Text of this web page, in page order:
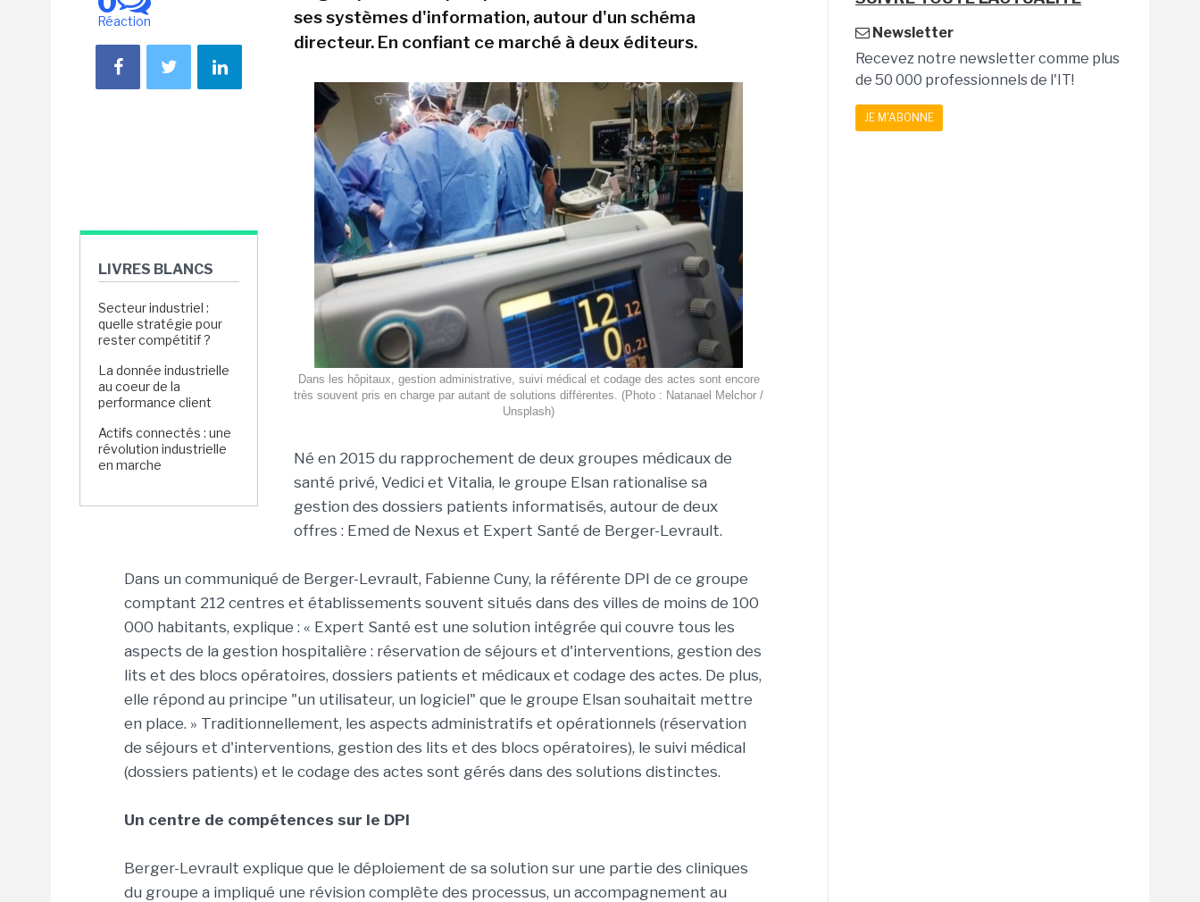
Réaction
LIVRES BLANCS
Secteur industriel :
quelle stratégie pour
rester compétitif ?
La donnée industrielle
au coeur de la
performance client
Actifs connectés : une
révolution industrielle
en marche
ses systèmes d'information, autour d'un schéma
directeur. En confiant ce marché à deux éditeurs.
Dans les hôpitaux, gestion administrative, suivi médical et codage des actes sont encore
très souvent pris en charge par autant de solutions différentes. (Photo : Natanael Melchor /
Unsplash)
Né en 2015 du rapprochement de deux groupes médicaux de
santé privé, Vedici et Vitalia, le groupe Elsan rationalise sa
gestion des dossiers patients informatisés, autour de deux
offres : Emed de Nexus et Expert Santé de Berger-Levrault.
Dans un communiqué de Berger-Levrault, Fabienne Cuny, la référente DPI de ce groupe
comptant 212 centres et établissements souvent situés dans des villes de moins de 100
000 habitants, explique : « Expert Santé est une solution intégrée qui couvre tous les
aspects de la gestion hospitalière : réservation de séjours et d'interventions, gestion des
lits et des blocs opératoires, dossiers patients et médicaux et codage des actes. De plus,
elle répond au principe "un utilisateur, un logiciel" que le groupe Elsan souhaitait mettre
en place. » Traditionnellement, les aspects administratifs et opérationnels (réservation
de séjours et d'interventions, gestion des lits et des blocs opératoires), le suivi médical
(dossiers patients) et le codage des actes sont gérés dans des solutions distinctes.
Un centre de compétences sur le DPI
Berger-Levrault explique que le déploiement de sa solution sur une partie des cliniques
du groupe a impliqué une révision complète des processus, un accompagnement au
Newsletter
Recevez notre newsletter comme plus
de 50 000 professionnels de l'IT!
JE M'ABONNE